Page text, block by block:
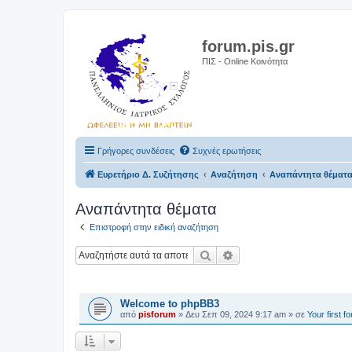
forum.pis.gr
ΠΙΣ - Online Κοινότητα
Γρήγορες συνδέσεις Συχνές ερωτήσεις
Ευρετήριο Δ. Συζήτησης Αναζήτηση Αναπάντητα θέματα
Αναπάντητα θέματα
Επιστροφή στην ειδική αναζήτηση
Αναζήτηση
Welcome to phpBB3
από pisforum » Δευ Σεπ 09, 2024 9:17 am » σε Your first